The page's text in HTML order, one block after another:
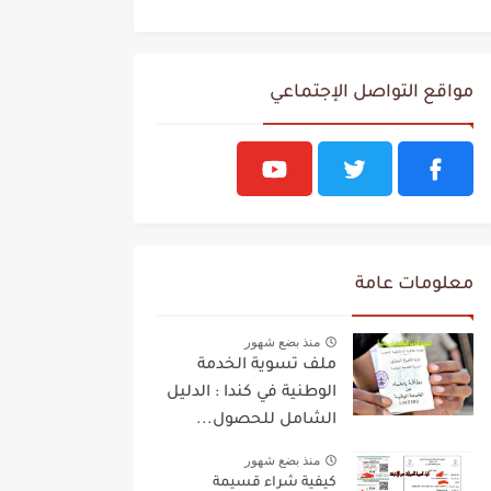
مواقع التواصل الإجتماعي
معلومات عامة
منذ بضع شهور
ملف تسوية الخدمة
الوطنية في كندا : الدليل
الشامل للحصول...
منذ بضع شهور
كيفية شراء قسيمة